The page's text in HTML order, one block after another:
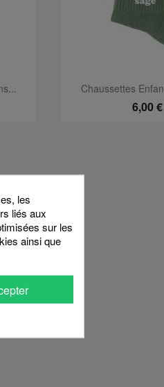
Aperçu
Chaussettes
6,00 €
les
liés aux
sur les
ainsi que